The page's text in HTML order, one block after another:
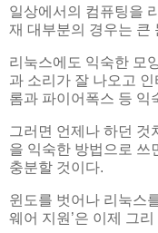
일상에서의 컴퓨팅을
재 대부분의 경우는 큰
리눅스에도 익숙한 모
과 소리가 잘 나오고
롬과 파이어폭스 등 익
그러면 언제나 하던 것
을 익숙한 방법으로 쓰
충분할 것이다.
윈도를 벗어나 리눅스
웨어 지원’은 이제 그